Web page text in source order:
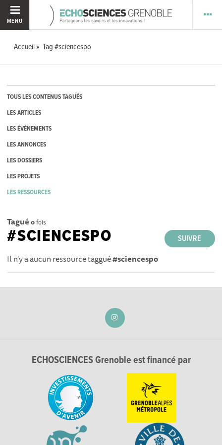
MENU
Accueil Tag #sciencespo
TOUS LES CONTENUS TAGUÉS
LES ARTICLES
LES ÉVÉNEMENTS
LES ANNONCES
LES DOSSIERS
LES PROJETS
LES RESSOURCES
Tagué 0fois
SUIVRE
#SCIENCESPO
Il n'y a aucun ressource taggué#sciencespo
ECHOSCIENCES Grenoble est financé par